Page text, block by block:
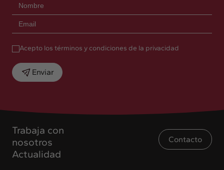
Trabaja con
nosotros
Actualidad
Contacto
Acepto los términos y condiciones de la privacidad
Enviar